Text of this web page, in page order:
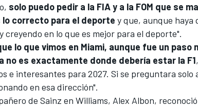
solo puedo pedir a la FIA y a la FOM que se
lo correcto para el deporte y que, aunque haya
creyendo en lo que es mejor para el deporte".
lo que vimos en Miami, aunque fue un
no es exactamente donde debería estar la F1
e interesantes para 2027. Si se preguntara
en esa dirección".
de Sainz en Williams, Alex Albon,